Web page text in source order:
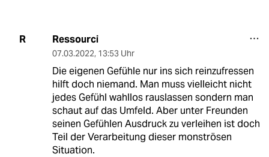
R Ressourci
07.03.2022, 13:53 Uhr
Die eigenen Gefühle nur ins sich reinzufressen
hilft doch niemand. Man muss vielleicht nicht
jedes Gefühl wahllos rauslassen sondern man
schaut auf das Umfeld. Aber unter Freunden
seinen Gefühlen Ausdruck zu verleihen ist doch
Teil der Verarbeitung dieser monströsen
Situation.